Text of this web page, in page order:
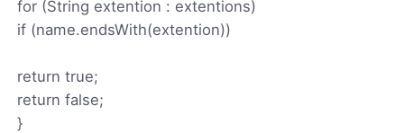
for (String extention : extentions)
if (name.endsWith(extention))
return true;
return false;
}